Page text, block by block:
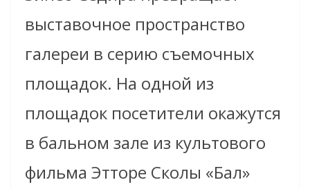
выставочное пространство
галереи в серию съемочных
площадок. На одной из
площадок посетители окажутся
в бальном зале из культового
фильма Этторе Сколы «Бал»